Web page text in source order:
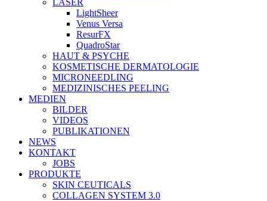
LASER
LightSheer
Venus Versa
ResurFX
QuadroStar
HAUT & PSYCHE
KOSMETISCHE DERMATOLOGIE
MICRONEEDLING
MEDIZINISCHES PEELING
MEDIEN
BILDER
VIDEOS
PUBLIKATIONEN
NEWS
KONTAKT
JOBS
PRODUKTE
SKIN CEUTICALS
COLLAGEN SYSTEM 3.0